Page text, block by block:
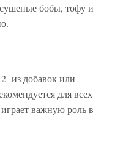
бобы, тофу и
из добавок или
для всех
важную роль в